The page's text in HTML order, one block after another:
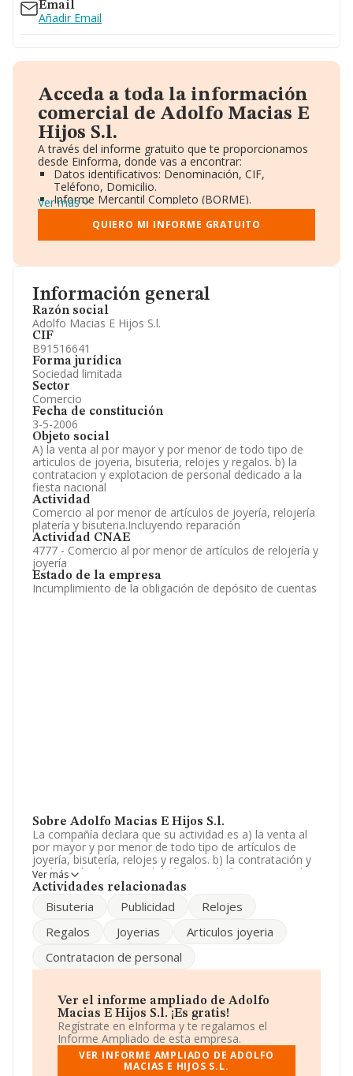
Información general
Razón social
Adolfo Macias E Hijos S.l.
CIF
B91516641
Forma jurídica
Sociedad limitada
Sector
Comercio
Fecha de constitución
3-5-2006
Objeto social
A) la venta al por mayor y por menor de todo tipo de
articulos de joyeria, bisuteria, relojes y regalos. b) la
contratacion y explotacion de personal dedicado a la
fiesta nacional
Actividad
Comercio al por menor de artículos de joyería, relojería
platería y bisuteria.Incluyendo reparación
Actividad CNAE
4777 - Comercio al por menor de artículos de relojería y
joyería
Estado de la empresa
Incumplimiento de la obligación de depósito de cuentas
Sobre Adolfo Macias E Hijos S.l.
La compañía declara que su actividad es a) la venta al
por mayor y por menor de todo tipo de artículos de
joyería, bisutería, relojes y regalos. b) la contratación y
explotación de personal dedicado a la fiesta nacional. La
empresa es una Sociedad Limitada. La actividad de
de artículos de relojería y joyería en establecimientos
tiene actividad en mercados exteriores.
Atendiendo a los datos disponibles en INFORMA, el
número de empleados de la compañía ha estado por
Para más información es posible contactar a través del
teléfono 955669889.
La empresa españolaAdolfo Macias e Hijos S.L, con
número de identificación fiscal B91516641, se
Ver más
Actividades relacionadas
Bisuteria Publicidad
Relojes
Regalos
Joyerias
Articulos joyeria
Contratacion de personal
Ver el informe ampliado de Adolfo
Macias E Hijos S.l. ¡Es gratis!
Regístrate en eInforma y te regalamos el
Informe Ampliado de esta empresa.
VER INFORME AMPLIADO DE ADOLFO
MACIAS E HIJOS S.L.
Email
Añadir Email
Acceda a toda la información
comercial de Adolfo Macias E
Hijos S.l.
A través del informe gratuito que te proporcionamos
desde Einforma, donde vas a encontrar:
Datos identificativos: Denominación, CIF,
Teléfono, Domicilio.
Informe Mercantil Completo (BORME).
Gráficos de Evolución Ventas y Empleados.
Consejo de Administración y Administradores.
Directivos y Ejecutivos.
Información oficial y registral complementaria.
Ver más
QUIERO MI INFORME GRATUITO